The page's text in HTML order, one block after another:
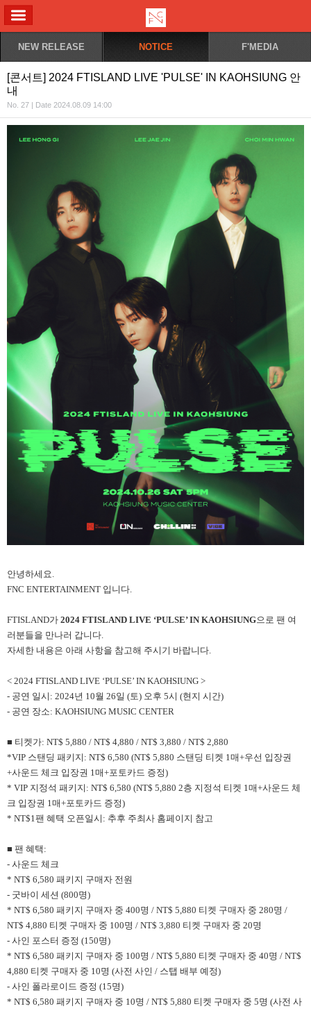
NEW RELEASE NOTICE F'MEDIA
[콘서트] 2024 FTISLAND LIVE 'PULSE' IN KAOHSIUNG 안
내
No. 27 | Date 2024.08.09 14:00
안녕하세요.
FNC ENTERTAINMENT 입니다.
FTISLAND가 2024 FTISLAND LIVE ‘PULSE’ IN KAOHSIUNG으로 팬 여
러분들을 만나러 갑니다.
자세한 내용은 아래 사항을 참고해 주시기 바랍니다.
< 2024 FTISLAND LIVE ‘PULSE’ IN KAOHSIUNG >
- 공연 일시: 2024년 10월 26일 (토) 오후 5시 (현지 시간)
- 공연 장소: KAOHSIUNG MUSIC CENTER
■ 티켓가: NT$ 5,880 / NT$ 4,880 / NT$ 3,880 / NT$ 2,880
*VIP 스탠딩 패키지: NT$ 6,580 (NT$ 5,880 스탠딩 티켓 1매+우선 입장권
+사운드 체크 입장권 1매+포토카드 증정)
* VIP 지정석 패키지: NT$ 6,580 (NT$ 5,880 2층 지정석 티켓 1매+사운드 체
크 입장권 1매+포토카드 증정)
* NT$1팬 혜택 오픈일시: 추후 주최사 홈페이지 참고
■ 팬 혜택:
- 사운드 체크
* NT$ 6,580 패키지 구매자 전원
- 굿바이 세션 (800명)
* NT$ 6,580 패키지 구매자 중 400명 / NT$ 5,880 티켓 구매자 중 280명 /
NT$ 4,880 티켓 구매자 중 100명 / NT$ 3,880 티켓 구매자 중 20명
- 사인 포스터 증정 (150명)
* NT$ 6,580 패키지 구매자 중 100명 / NT$ 5,880 티켓 구매자 중 40명 / NT$
4,880 티켓 구매자 중 10명 (사전 사인 / 스탭 배부 예정)
- 사인 폴라로이드 증정 (15명)
* NT$ 6,580 패키지 구매자 중 10명 / NT$ 5,880 티켓 구매자 중 5명 (사전 사